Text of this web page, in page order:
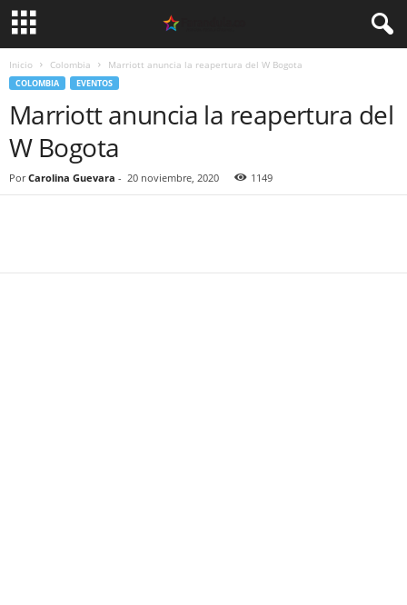
Inicio Colombia Marriott anuncia la reapertura del W Bogota
COLOMBIA EVENTOS
Marriott anuncia la reapertura del
W Bogota
Por Carolina Guevara - 20 noviembre, 2020 1149